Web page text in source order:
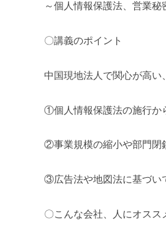
～個人情報保護法、営業秘
〇講義のポイント
中国現地法人で関心が高い
①個人情報保護法の施行か
②事業規模の縮小や部門閉
③広告法や地図法に基づい
〇こんな会社、人にオスス